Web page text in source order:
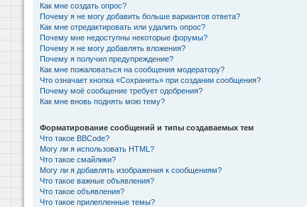
Как мне создать опрос?
Почему я не могу добавить больше вариантов ответа?
Как мне отредактировать или удалить опрос?
Почему мне недоступны некоторые форумы?
Почему я не могу добавлять вложения?
Почему я получил предупреждение?
Как мне пожаловаться на сообщения модератору?
Что означает кнопка «Сохранить» при создании сообщения?
Почему моё сообщение требует одобрения?
Как мне вновь поднять мою тему?
Форматирование сообщений и типы создаваемых тем
Что такое BBCode?
Могу ли я использовать HTML?
Что такое смайлики?
Могу ли я добавлять изображения к сообщениям?
Что такое важные объявления?
Что такое объявления?
Что такое прилепленные темы?